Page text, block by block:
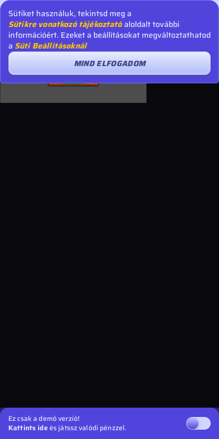
Ez csak a demó verzió!
Kattints ideés játssz valódi pénzzel.
Sütiket használuk, tekintsd meg a
Sütikre vonatkozó tájékoztatóaloldalt további
információért. Ezeket a beállításokat megváltoztathatod
a Süti Beállításoknál
MIND ELFOGADOM